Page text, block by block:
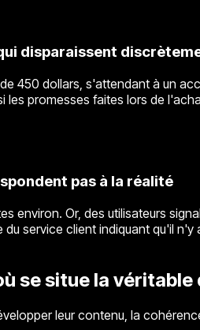
disparaissent
450 dollars, s'attendant à un
les promesses faites lors de
pas à la réalité
environ. Or, des utilisateurs
service client indiquant qu'il n'y
se situe la
leur contenu, la